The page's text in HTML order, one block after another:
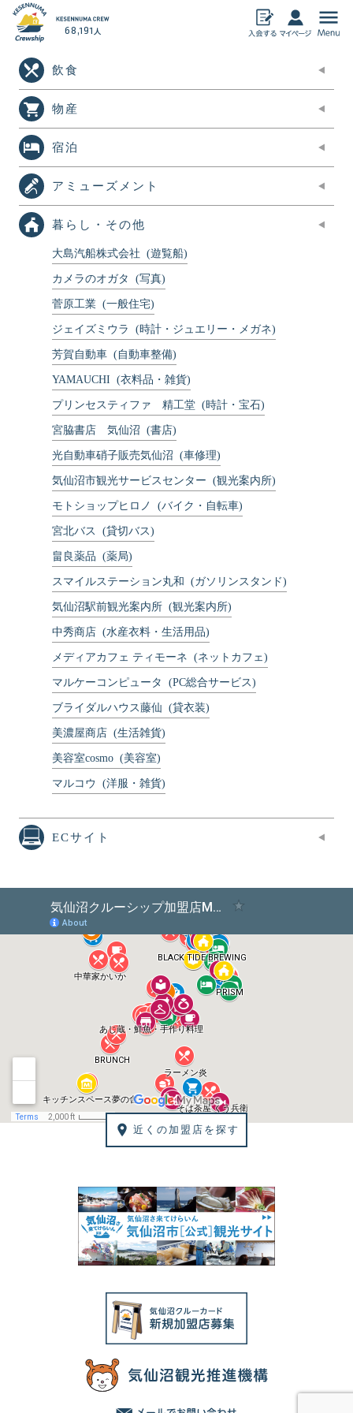
68,191 人
宿泊
アミューズメン
暮らし・その他
ECサイト
おすすめ情報
クルーシップ事務局からのお知らせ
飲食
物産
宿泊
アミューズメント
暮らし・その他
大島汽船株式会社 (遊覧船)
カメラのオガタ (写真)
菅原工業 (一般住宅)
ジェイズミウラ (時計・ジュエリー・メガネ)
芳賀自動車 (自動車整備)
YAMAUCHI (衣料品・雑貨)
プリンセスティファ 精工堂 (時計・宝石)
宮脇書店 気仙沼 (書店)
光自動車硝子販売気仙沼 (車修理)
気仙沼市観光サービスセンター (観光案内所)
モトショップヒロノ (バイク・自転車)
宮北バス (貸切バス)
畠良薬品 (薬局)
スマイルステーション丸和 (ガソリンスタンド)
気仙沼駅前観光案内所 (観光案内所)
中秀商店 (水産衣料・生活用品)
メディアカフェ ティモーネ (ネットカフェ)
マルケーコンピュータ (PC総合サービス)
ブライダルハウス藤仙 (貸衣装)
美濃屋商店 (生活雑貨)
美容室cosmo (美容室)
マルコウ (洋服・雑貨)
ECサイト
近くの加盟店を探す